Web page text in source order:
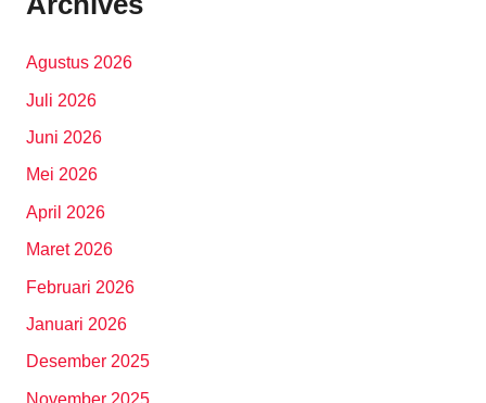
Agustus 2026
Juli 2026
Juni 2026
Mei 2026
April 2026
Maret 2026
Februari 2026
Januari 2026
Desember 2025
November 2025